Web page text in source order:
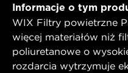
Informacje o tym
WIX Filtry powietrzne
więcej materiałów niż
poliuretanowe o
rozdarcia wytrzymuje